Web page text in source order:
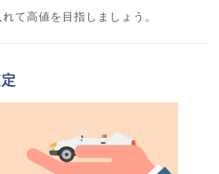
て高値を目指しましょう。